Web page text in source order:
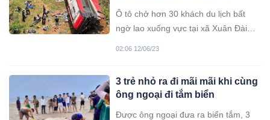
Ô tô chở hơn 30 khách du lịch bất
ngờ lao xuống vực tại xã Xuân Đài
02:06 12/06/23
3 trẻ nhỏ ra đi mãi mãi khi cùng
ông ngoại đi tắm biển
Được ông ngoại đưa ra biển tắm, 3